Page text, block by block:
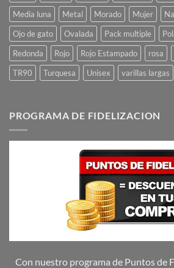
Media luna
Metal Morado Mujer
Ojo de gato
Ovalada Pack multiple
Redonda
Rojo Rojo Estampado rosa
TR90
Turquesa Unisex varillas largas
PROGRAMA DE FIDELIZACION
Con nuestro programa de Puntos de